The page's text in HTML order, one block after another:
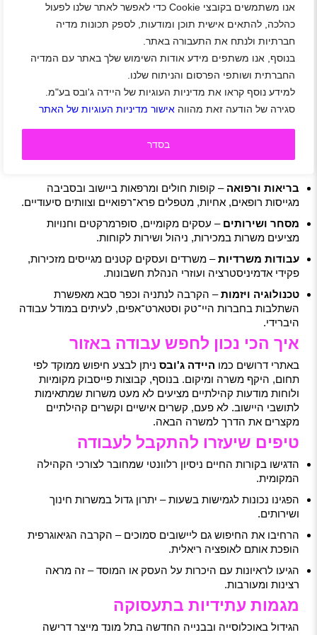
אנו משתמשים בקובצי Cookie כדי לאפשר לאתר שלנו לפעול
כהלכה, להתאים אישית תוכן ומודעות, לספק תכונות מדיה
חברתיות ולנתח את התעבורה באתר.
בנוסף, אנו משתפים מידע אודות השימוש שלך באתר עם המדיה
החברתית ושותפי הפרסום והניתוח שלנו.
למידע נוסף קראו את מדיניות העוגיות של היידה ג'ובס בע"מ.
סגירה של הודעה זאת מהווה אישור מדיניות העוגיות של האתר
בסדר
למה דווקא תל מונד?
העבודה בתל מונד מתאימה במיוחד למי שמחפש איזון בין חיי
משפחה לקריירה. מצד אחד, סביבת מגורים ירוקה ושקטה; מצד
שני, קרבה למרכזי תעסוקה גדולים באזור השרון. חיי הקהילה
החמים מייצרים אווירה נעימה גם במקום העבודה, מה שהופך
את החוויה המקצועית לאישית יותר.
תחומים מבוקשים בשוק המקומי
ביישוב ובסביבתו קיימים מספר תחומי תעסוקה מובילים:
בריאות ורפואה – קופות חולים ומרפאות ביישוב ובסביבה
מגייסות רופאים, אחיות, מטפלים פרא־רפואיים וצוותים סיעודיים.
מסחר ושירותים – עסקים מקומיים, סופרמרקטים וחנויות
מציעים משרות במכירות, ניהול ושירות לקוחות.
עבודות משרדיות– משרדים ועסקים קטנים מגייסים מזכירות,
פקידי אדמיניסטרציה ועוזרי הנהלת חשבונות.
טכנולוגיה ויזמות– הקרבה לנתניה וכפר סבא מאפשרת
השתלבות בחברות היי־טק וסטארט־אפים, לעיתים במודל עבודה
היברידי.
איך הכי נכון לחפש עבודה באזור
באתרי דרושים כמו היידה ג'ובס ניתן לבצע חיפוש ממוקד לפי
תחום, היקף משרה ומיקום. בנוסף, קבוצות פייסבוק מקומיות
ולוחות מודעות קהילתיים מציעים לא מעט משרות שמתאימות
לתושבי היישוב. לא פעם, קשרים אישיים וקשרים קהילתיים
מקצרים את הדרך למשרה הבאה.
טיפים שיעזרו להתקבל לעבודה
הדגישו בקורות החיים ניסיון רלוונטי שמחובר לצורכי הקהילה
המקומית.
הפגינו נכונות לגמישות בשעות – יתרון גדול במשרות חינוך
ושירותים.
הרחיבו את החיפוש גם ליישובים סמוכים – הקרבה הגיאוגרפית
הופכת אותם לאופציה ריאלית.
הגיעו לראיונות עם היכרות על העסק או המוסד – זה מראה
רצינות ומעורבות.
מגמות עתידיות בתעסוקה
הגידול באוכלוסייה ובבנייה החדשה בתל מונד מייצר דרישה